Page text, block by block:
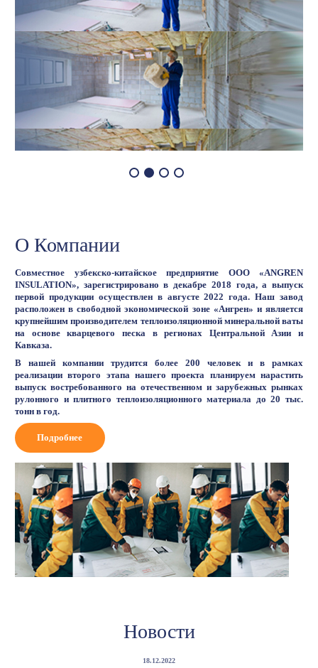
О Компании
Cовместное узбекско-китайское предприятие ООО «ANGREN
INSULATION», зарегистрировано в декабре 2018 года, а выпуск
первой продукции осуществлен в августе 2022 года. Наш завод
расположен в свободной экономической зоне «Ангрен» и является
крупнейшим производителем теплоизоляционной минеральной ваты
на основе кварцевого песка в регионах Центральной Азии и
Кавказа.
В нашей компании трудится более 200 человек и в рамках
реализации второго этапа нашего проекта планируем нарастить
выпуск востребованного на отечественном и зарубежных рынках
рулонного и плитного теплоизоляционного материала до 20 тыс.
тонн в год.
Подробнее
Новости
18.12.2022